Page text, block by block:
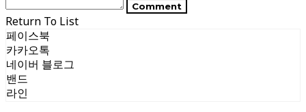
Comment
Return To List
페이스북
카카오톡
네이버 블로그
밴드
라인